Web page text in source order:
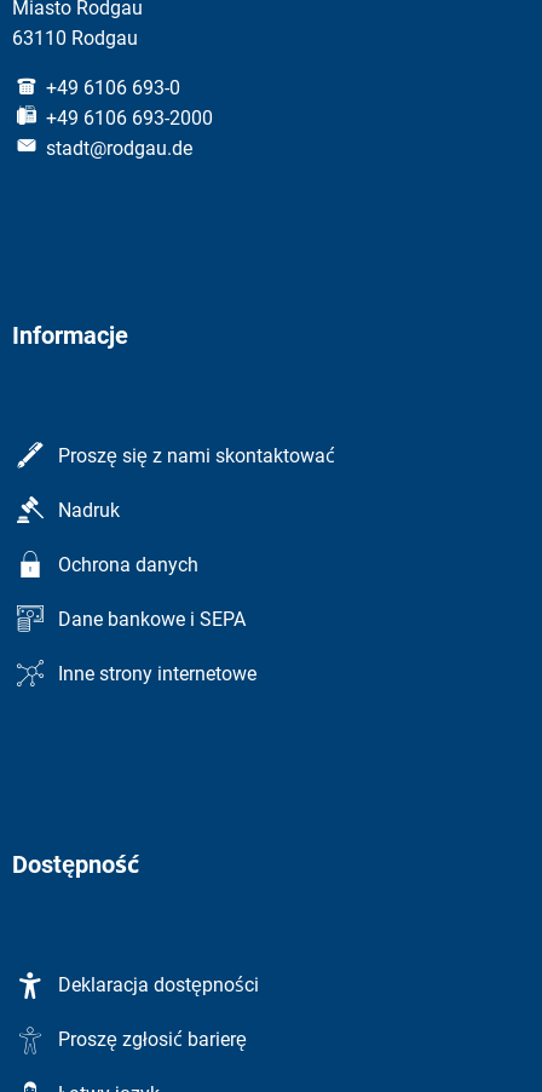
Miasto Rodgau
63110 Rodgau
+49 6106 693-0
+49 6106 693-2000
stadt@rodgau.de
Informacje
Proszę się z nami skontaktować
Nadruk
Ochrona danych
Dane bankowe i SEPA
Inne strony internetowe
Dostępność
Deklaracja dostępności
Proszę zgłosić barierę